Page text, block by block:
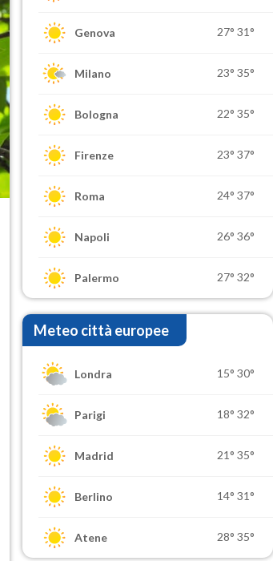
Genova 27° 31°
Milano 23° 35°
Bologna 22° 35°
Firenze 23° 37°
Roma 24° 37°
Napoli 26° 36°
Palermo 27° 32°
Meteo città europee
Londra 15° 30°
Parigi 18° 32°
Madrid 21° 35°
Berlino 14° 31°
Atene 28° 35°